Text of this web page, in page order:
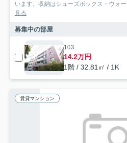
います。収納はシューズボックス・ウォ
見る
募集中の部屋
103
14.2万円
1階 / 32.81㎡ / 1K
賃貸マンション